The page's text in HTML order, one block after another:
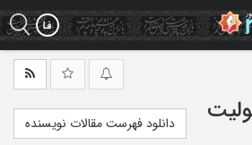
دانلود فهرست مقالات نویسنده